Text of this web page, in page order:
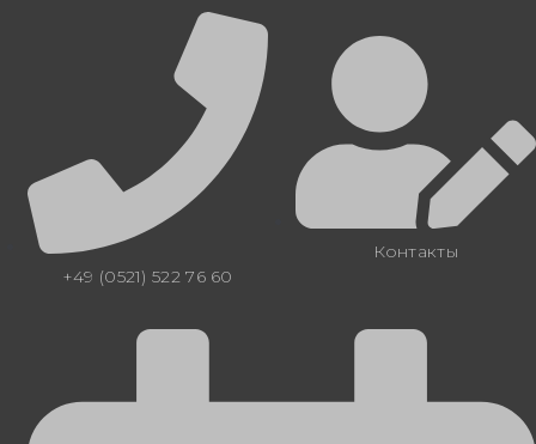
+49 (0521) 522 76 60
Контакты